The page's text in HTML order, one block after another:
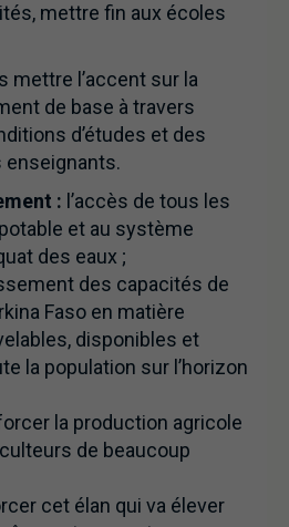
mettre fin aux écoles
mettre l’accent sur la
de base à travers
d’études et des
enseignants.
: l’accès de tous les
et au système
des eaux ;
des capacités de
Faso en matière
disponibles et
la population sur l’horizon
la production agricole
de beaucoup
cet élan qui va élever